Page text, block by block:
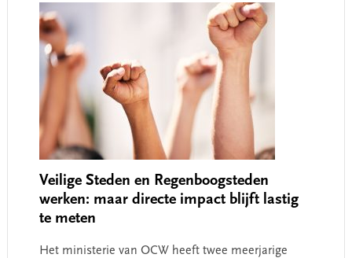
Veilige Steden en Regenboogsteden
werken: maar directe impact blijft lastig
te meten
Het ministerie van OCW heeft twee meerjarige